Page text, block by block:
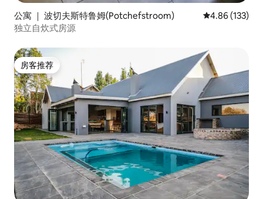
公寓 ｜ 波切夫斯特鲁姆(Potchefstroom) 平均评分 4.86
4.86 (133)
独立自炊式房源
房客推荐
房客推荐